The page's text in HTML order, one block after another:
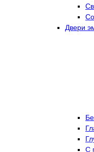
Двери
С